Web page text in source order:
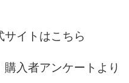
サイトはこちら
入者アンケートより